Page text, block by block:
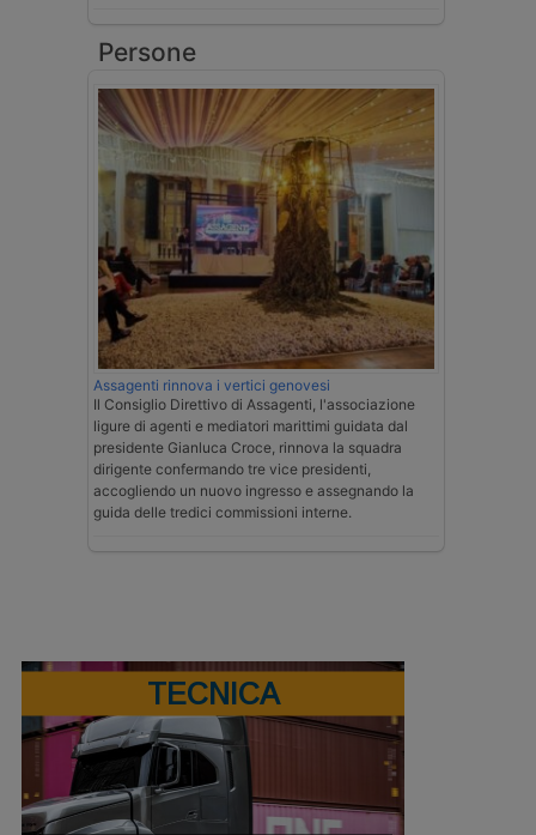
Persone
Assagenti rinnova i vertici genovesi
Il Consiglio Direttivo di Assagenti, l'associazione
ligure di agenti e mediatori marittimi guidata dal
presidente Gianluca Croce, rinnova la squadra
dirigente confermando tre vice presidenti,
accogliendo un nuovo ingresso e assegnando la
guida delle tredici commissioni interne.
TECNICA